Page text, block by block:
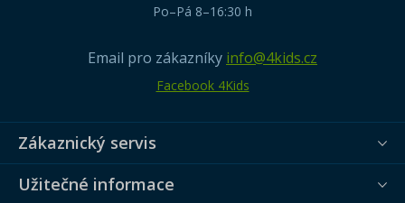
Po–Pá 8–16:30 h
Email pro zákazníky info@4kids.cz
Facebook 4Kids
Zákaznický servis
Užitečné informace